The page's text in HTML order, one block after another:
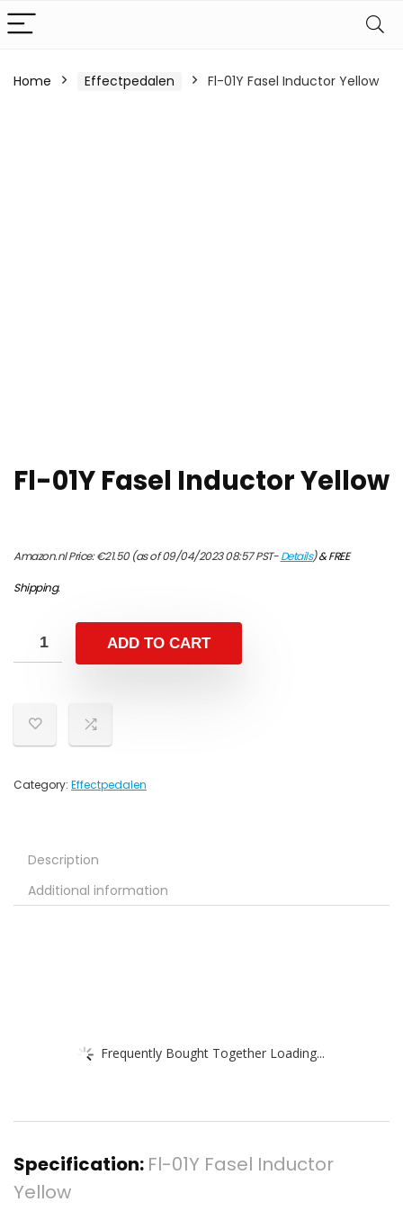
Home Effectpedalen Fl-01Y Fasel Inductor Yellow
Fl-01Y Fasel Inductor Yellow
Amazon.nl Price:€21.50(as of 09/04/2023 08:57 PST-Details)&FREE
Shipping.
ADD TO CART
Category: Effectpedalen
Description
Additional information
Frequently Bought Together Loading...
Specification: Fl-01Y Fasel Inductor
Yellow